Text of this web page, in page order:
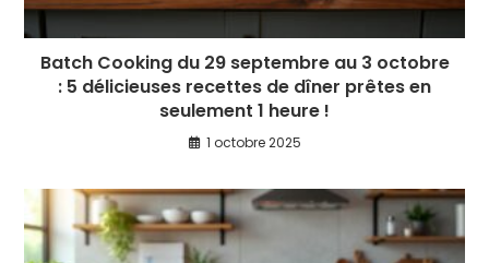
Batch Cooking du 29 septembre au 3 octobre
: 5 délicieuses recettes de dîner prêtes en
seulement 1 heure !
1 octobre 2025